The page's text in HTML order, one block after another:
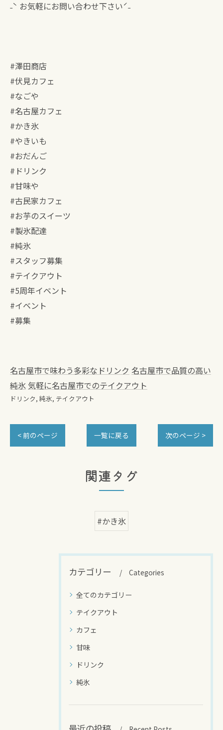
˗ˋ お気軽にお問い合わせ下さいˊ˗
#澤田商店
#伏見カフェ
#なごや
#名古屋カフェ
#かき氷
#やきいも
#おだんご
#ドリンク
#甘味や
#古民家カフェ
#お芋のスイーツ
#製氷配達
#純氷
#スタッフ募集
#テイクアウト
#5周年イベント
#イベント
#募集
名古屋市で味わう多彩なドリンク 名古屋市で品質の高い
純氷 気軽に名古屋市でのテイクアウト
ドリンク 純氷 テイクアウト
< 前のページ 一覧に戻る 次のページ >
関連タグ
#かき氷
カテゴリー Categories
全てのカテゴリー
テイクアウト
カフェ
甘味
ドリンク
純氷